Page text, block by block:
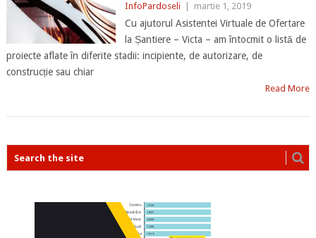
InfoPardoseli martie 1, 2019
Cu ajutorul Asistentei Virtuale de Ofertare
la Șantiere – Victa – am întocmit o listă de
proiecte aflate în diferite stadii: incipiente, de autorizare, de
construcție sau chiar
Read More
POSTS
NAVIGATION